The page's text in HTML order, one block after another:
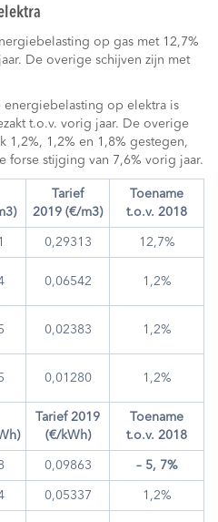
op gas met 12,7%
De overige schijven zijn met
energiebelasting op elektra is
t.o.v. vorig jaar. De overige
1,2%, 1,2% en 1,8% gestegen,
forse stijging van 7,6% vorig jaar.
Tarief
2019 (€/m3)
Toename
t.o.v. 2018
0,29313 12,7%
0,06542 1,2%
0,02383 1,2%
0,01280 1,2%
Tarief 2019
(€/kWh)
Toename
t.o.v. 2018
0,09863 – 5, 7%
0,05337 1,2%